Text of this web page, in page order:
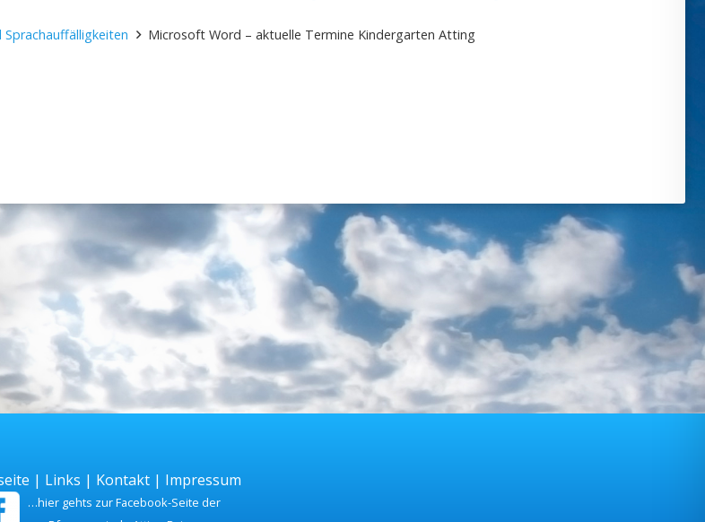
Microsoft Word – aktuelle Termine Kindergarten Atting
| Links | Kontakt| Impressum
…hier gehts zur Facebook-Seite der